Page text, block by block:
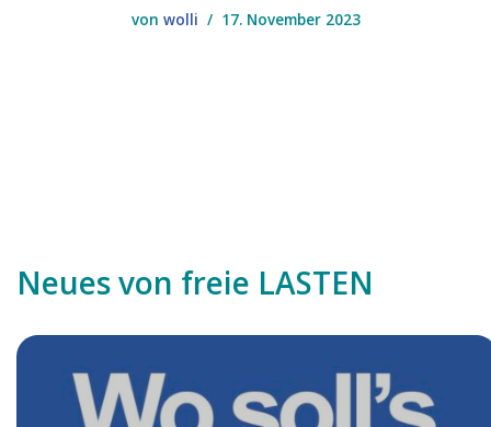
von wolli 17. November 2023
Neues von freie LASTEN